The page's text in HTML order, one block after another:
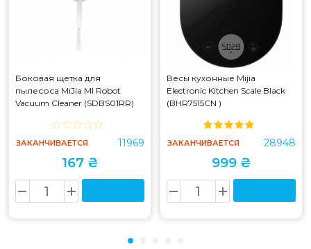
Боковая щетка для
пылесоса MiJia MI Robot
Vacuum Cleaner (SDBS01RR)
ЗАКАНЧИВАЕТСЯ 11969
167 ₴
Весы кухонные Mijia
Electronic Kitchen Scale Black
(BHR7515CN )
ЗАКАНЧИВАЕТСЯ 28948
999 ₴